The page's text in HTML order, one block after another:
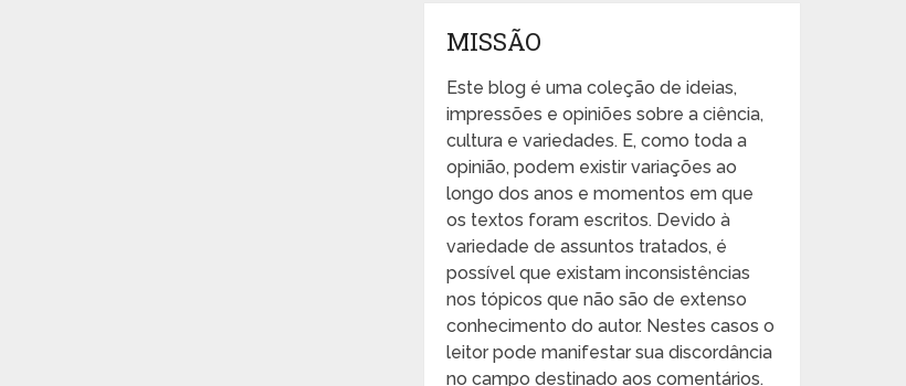
MISSÃO
Este blog é uma coleção de ideias,
impressões e opiniões sobre a ciência,
cultura e variedades. E, como toda a
opinião, podem existir variações ao
longo dos anos e momentos em que
os textos foram escritos. Devido à
variedade de assuntos tratados, é
possível que existam inconsistências
nos tópicos que não são de extenso
conhecimento do autor. Nestes casos o
leitor pode manifestar sua discordância
no campo destinado aos comentários.